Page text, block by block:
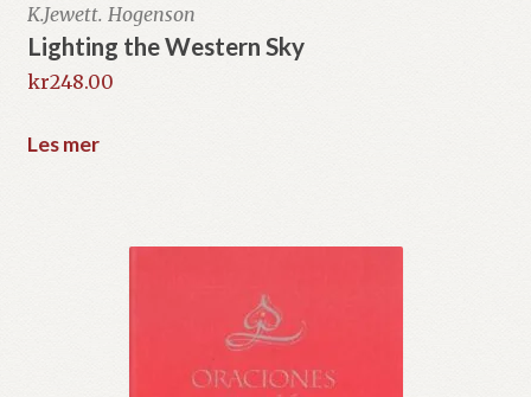
K.Jewett. Hogenson
Lighting the Western Sky
kr248.00
Les mer